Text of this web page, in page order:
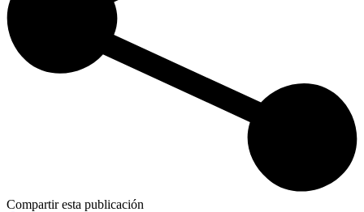
Compartir esta publicación